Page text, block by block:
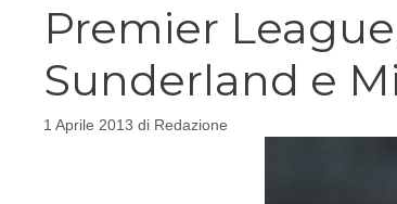
Premier
Sunderland e
1 Aprile 2013 di Redazione